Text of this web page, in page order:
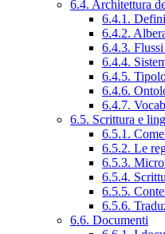
6.4. Architettura
6.4.1.
6.4.2.
6.4.3.
6.4.4.
6.4.5.
6.4.6.
6.4.7.
6.5. Scrittura e
6.5.1.
6.5.2. Le
6.5.3.
6.5.4.
6.5.5.
6.5.6.
6.6. Documenti